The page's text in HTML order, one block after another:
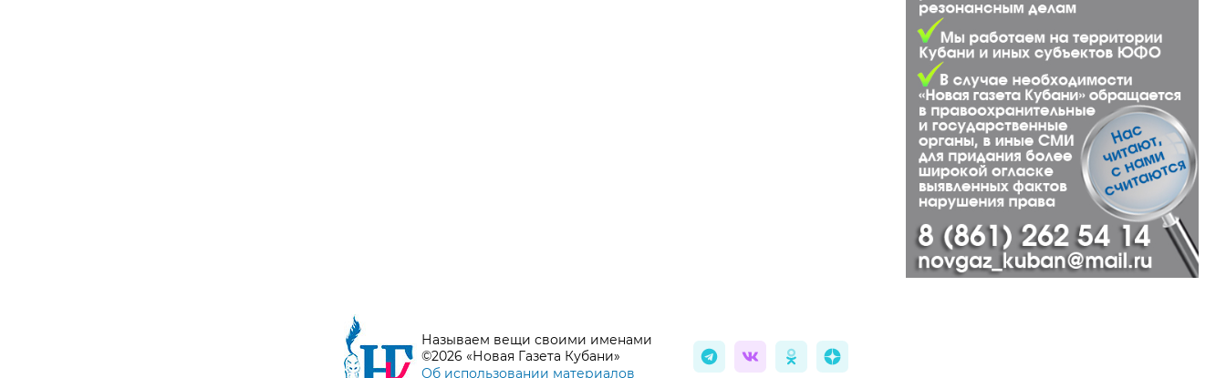
Называем вещи своими именами
©2026 «Новая Газета Кубани»
Об использовании материалов